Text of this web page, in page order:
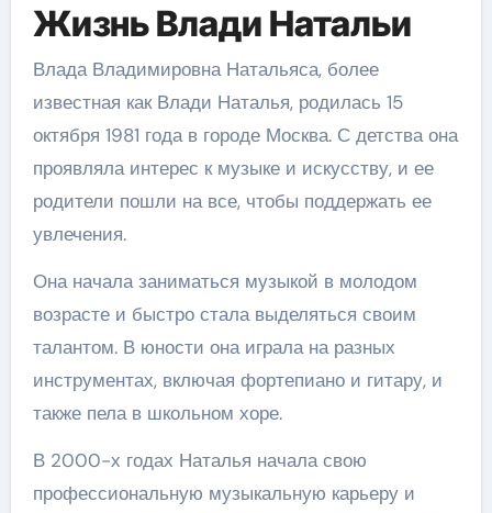
Жизнь Влади Натальи
Влада Владимировна Натальяса, более
известная как Влади Наталья, родилась 15
октября 1981 года в городе Москва. С детства она
проявляла интерес к музыке и искусству, и ее
родители пошли на все, чтобы поддержать ее
увлечения.
Она начала заниматься музыкой в молодом
возрасте и быстро стала выделяться своим
талантом. В юности она играла на разных
инструментах, включая фортепиано и гитару, и
также пела в школьном хоре.
В 2000-х годах Наталья начала свою
профессиональную музыкальную карьеру и